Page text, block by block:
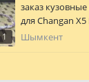
1
заказ
для Changan
для
Оригинальные
геометрия,
Шымкент